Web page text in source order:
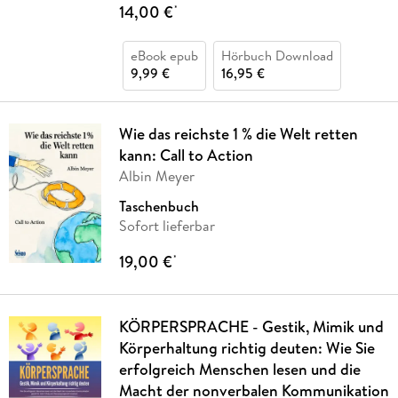
14,00 €*
eBook epub
9,99 €
Hörbuch Download
16,95 €
Wie das reichste 1 % die Welt retten
kann: Call to Action
Albin Meyer
Taschenbuch
Sofort lieferbar
19,00 €*
KÖRPERSPRACHE - Gestik, Mimik und
Körperhaltung richtig deuten: Wie Sie
erfolgreich Menschen lesen und die
Macht der nonverbalen Kommunikation